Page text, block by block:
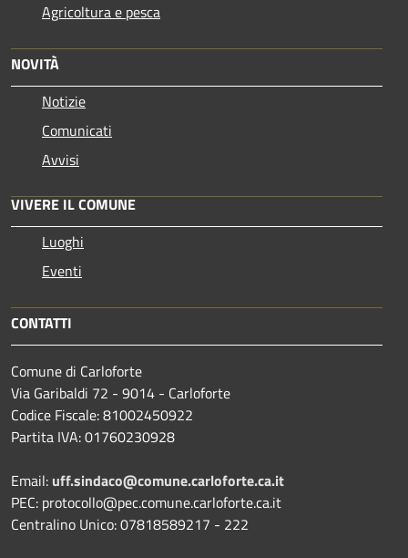
Agricoltura e pesca
NOVITÀ
Notizie
Comunicati
Avvisi
VIVERE IL COMUNE
Luoghi
Eventi
CONTATTI
Comune di Carloforte
Via Garibaldi 72 - 9014 - Carloforte
Codice Fiscale: 81002450922
Partita IVA: 01760230928
Email: uff.sindaco@comune.carloforte.ca.it
PEC: protocollo@pec.comune.carloforte.ca.it
Centralino Unico: 07818589217 - 222